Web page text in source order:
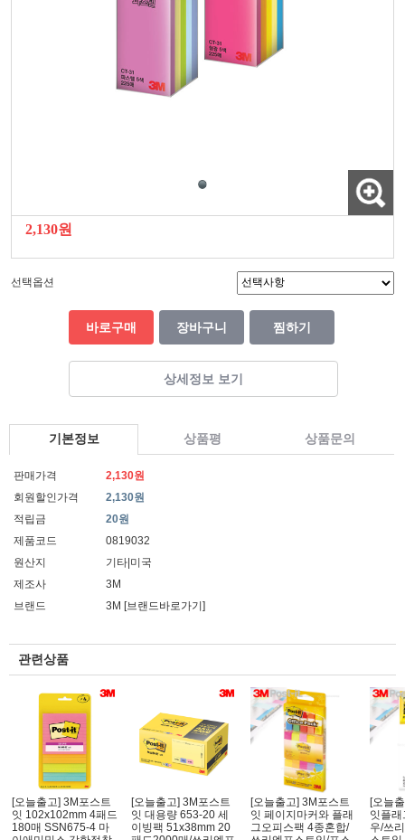
2,130원
선택옵션
바로구매 장바구니 찜하기
상세정보 보기
기본정보 상품평 상품문의
판매가격
2,130원
회원할인가격
2,130원
적립금
20원
제품코드
0819032
원산지
기타|미국
제조사
3M
브랜드
3M [브랜드바로가기]
관련상품
[오늘출고] 3M포스트
잇 102x102mm 4패드
180매 SSN675-4 마
[오늘출고] 3M포스트
잇 대용량 653-20 세
이빙팩 51x38mm 20
[오늘출고] 3M포스트
잇 페이지마커와 플래
그오피스팩 4종혼합/
[오늘
잇플
우/쓰